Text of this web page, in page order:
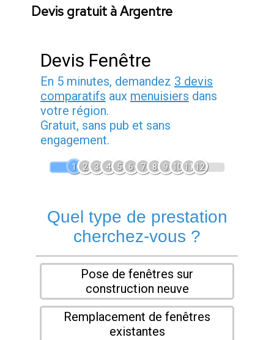
Devis gratuit à Argentre
Devis Fenêtre
En 5 minutes, demandez 3 devis
comparatifs aux menuisiers dans
votre région.
Gratuit, sans pub et sans
engagement.
1 2 3 4 5 6 7 8 9 1011 12
Quel type de prestation
cherchez-vous ?
Pose de fenêtres sur
construction neuve
Remplacement de fenêtres
existantes